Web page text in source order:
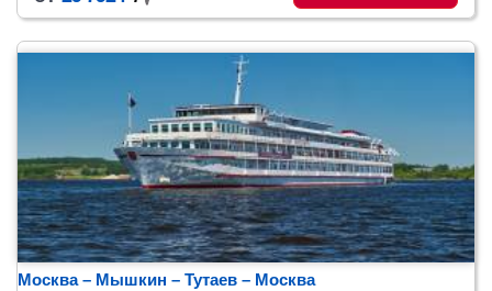
Москва – Мышкин – Тутаев – Москва